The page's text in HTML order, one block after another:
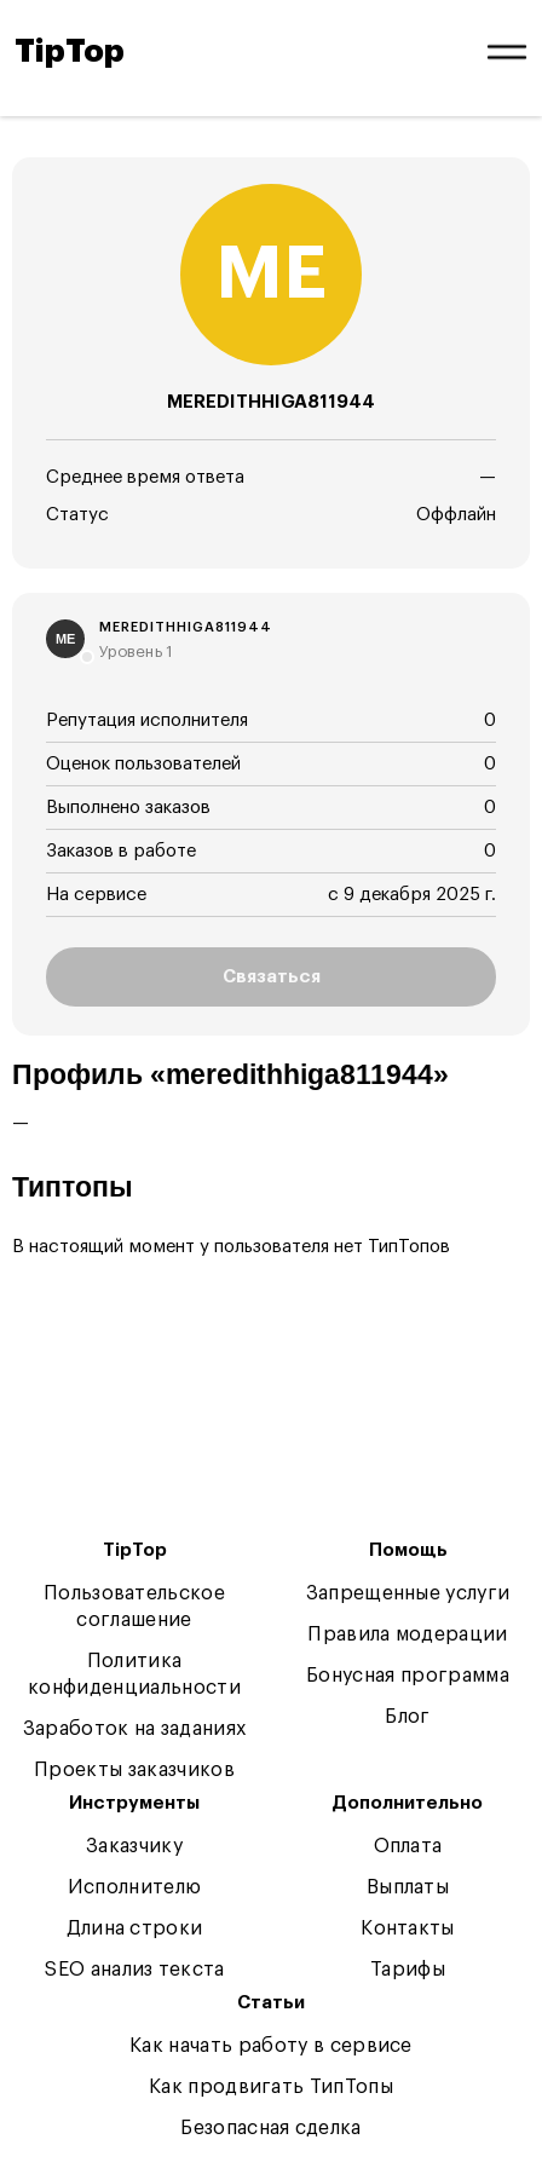
TipTop
MEREDITHHIGA811944
Среднее время ответа —
Статус Оффлайн
ME
MEREDITHHIGA811944
Уровень 1
Репутация исполнителя 0
Оценок пользователей 0
Выполнено заказов 0
Заказов в работе 0
На сервисе с 9 декабря 2025 г.
Связаться
Профиль «meredithhiga811944»
—
Типтопы
В настоящий момент у пользователя нет ТипТопов
TipTop
Пользовательское
соглашение
Политика
конфиденциальности
Заработок на заданиях
Проекты заказчиков
Помощь
Запрещенные услуги
Правила модерации
Бонусная программа
Блог
Инструменты
Заказчику
Исполнителю
Длина строки
SEO анализ текста
Дополнительно
Оплата
Выплаты
Контакты
Тарифы
Статьи
Как начать работу в сервисе
Как продвигать ТипТопы
Безопасная сделка